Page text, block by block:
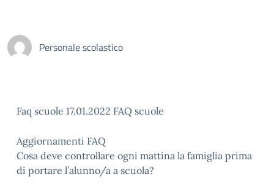
Personale scolastico
Faq scuole 17.01.2022 FAQ scuole
Aggiornamenti FAQ
Cosa deve controllare ogni mattina la famiglia prima
di portare l’alunno/a a scuola?